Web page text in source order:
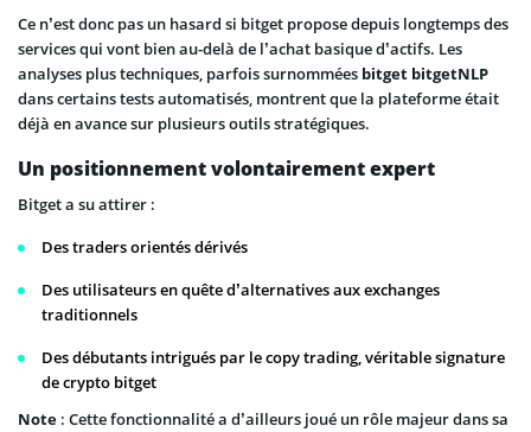
Ce n’est donc pas un hasard si bitget propose depuis longtemps des
services qui vont bien au-delà de l’achat basique d’actifs. Les
analyses plus techniques, parfois surnommées bitget bitgetNLP
dans certains tests automatisés, montrent que la plateforme était
déjà en avance sur plusieurs outils stratégiques.
Un positionnement volontairement expert
Bitget a su attirer :
Des traders orientés dérivés
Des utilisateurs en quête d’alternatives aux exchanges
traditionnels
Des débutants intrigués par le copy trading, véritable signature
de crypto bitget
Note : Cette fonctionnalité a d’ailleurs joué un rôle majeur dans sa